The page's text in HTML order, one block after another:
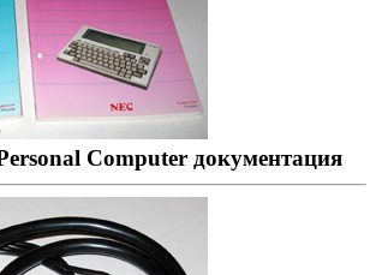
Computer документация